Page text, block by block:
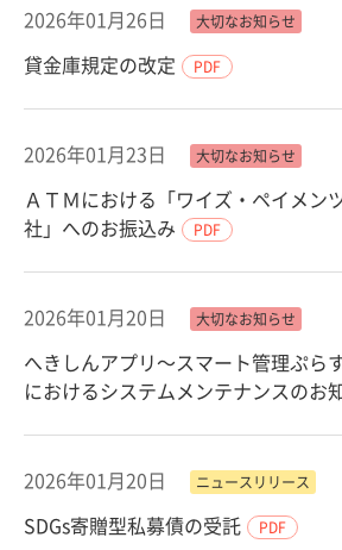
2026年01月26日 大切なお知らせ
貸金庫規定の改定 PDF
2026年01月23日 大切なお知らせ
ＡＴＭにおける「ワイズ・ペイメン
社」へのお振込み
PDF
2026年01月20日 大切なお知らせ
へきしんアプリ～スマート管理ぷら
におけるシステムメンテナンスのお
2026年01月20日 ニュースリリース
SDGs寄贈型私募債の受託 PDF